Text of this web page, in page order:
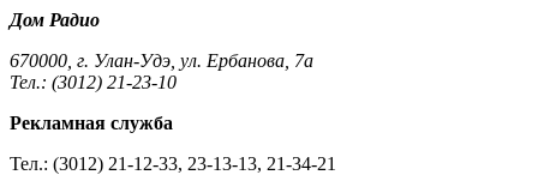
Дом Радио
670000, г. Улан-Удэ, ул. Ербанова, 7а
Тел.: (3012) 21-23-10
Рекламная служба
Тел.: (3012) 21-12-33, 23-13-13, 21-34-21